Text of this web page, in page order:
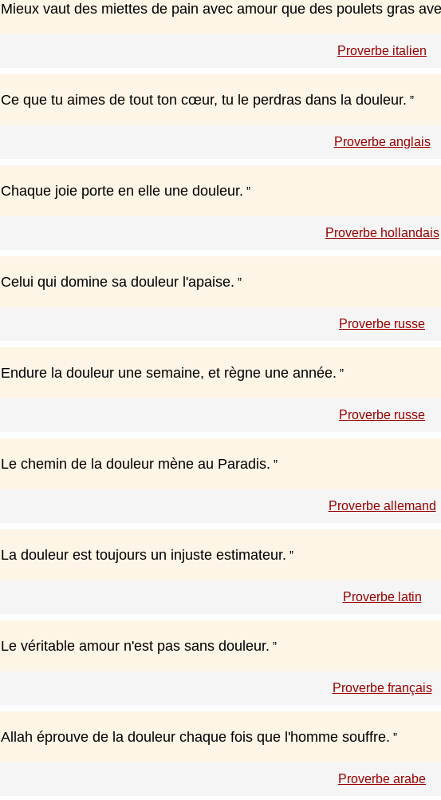
Mieux vaut des miettes de pain avec amour que des poulets gras
Proverbe italien
Ce que tu aimes de tout ton cœur, tu le perdras dans la douleur.
Proverbe anglais
Chaque joie porte en elle une douleur.
Proverbe hollandais
Celui qui domine sa douleur l'apaise.
Proverbe russe
Endure la douleur une semaine, et règne une année.
Proverbe russe
Le chemin de la douleur mène au Paradis.
Proverbe allemand
La douleur est toujours un injuste estimateur.
Proverbe latin
Le véritable amour n'est pas sans douleur.
Proverbe français
Allah éprouve de la douleur chaque fois que l'homme souffre.
Proverbe arabe